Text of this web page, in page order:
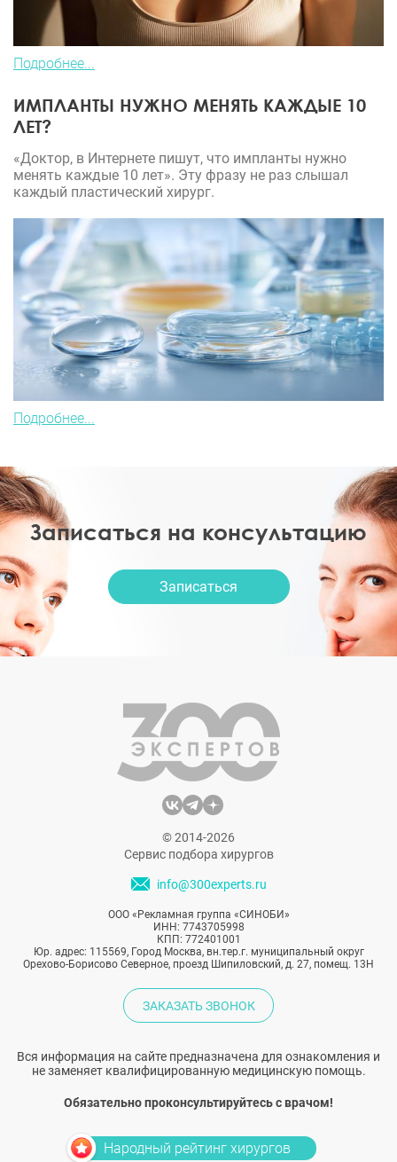
Подробнее...
ИМПЛАНТЫ НУЖНО МЕНЯТЬ КАЖДЫЕ 10
ЛЕТ?
«Доктор, в Интернете пишут, что импланты нужно
менять каждые 10 лет». Эту фразу не раз слышал
каждый пластический хирург.
Подробнее...
Записаться на консультацию
Записаться
© 2014-2026
Сервис подбора хирургов
info@300experts.ru
ООО «Рекламная группа «СИНОБИ»
ИНН: 7743705998
КПП: 772401001
Юр. адрес: 115569, Город Москва, вн.тер.г. муниципальный округ
Орехово-Борисово Северное, проезд Шипиловский, д. 27, помещ. 13Н
ЗАКАЗАТЬ ЗВОНОК
Вся информация на сайте предназначена для ознакомления и
не заменяет квалифицированную медицинскую помощь.
Обязательно проконсультируйтесь с врачом!
Народный рейтинг хирургов